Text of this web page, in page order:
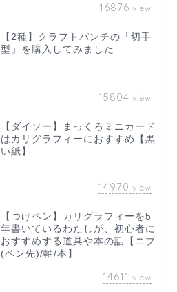
16876 view
【2種】クラフトパンチの「切手
型」を購入してみました
15804 view
【ダイソー】まっくろミニカード
はカリグラフィーにおすすめ【黒
い紙】
14970 view
【つけペン】カリグラフィーを5
年書いているわたしが、初心者に
おすすめする道具や本の話【ニブ
(ペン先)/軸/本】
14611 view